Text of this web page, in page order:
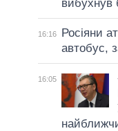
вибухнув
16:16
Росіяни
автобус,
16:05